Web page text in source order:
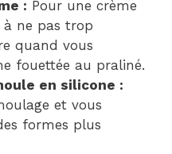
: Pour une crème
à ne pas trop
quand vous
fouettée au praliné.
en silicone :
et vous
formes plus